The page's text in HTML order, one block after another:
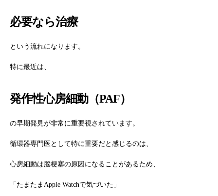
必要なら治療
という流れになります。
特に最近は、
発作性心房細動（PAF）
の早期発見が非常に重要視されています。
循環器専門医として特に重要だと感じるのは、
心房細動は脳梗塞の原因になることがあるため、
「たまたまApple Watchで気づいた」